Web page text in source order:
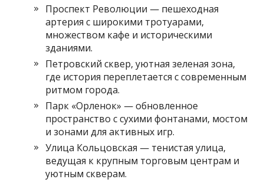
Проспект Революции — пешеходная
артерия с широкими тротуарами,
множеством кафе и историческими
зданиями.
Петровский сквер, уютная зеленая зона,
где история переплетается с современным
ритмом города.
Парк «Орленок» — обновленное
пространство с сухими фонтанами, мостом
и зонами для активных игр.
Улица Кольцовская — тенистая улица,
ведущая к крупным торговым центрам и
уютным скверам.